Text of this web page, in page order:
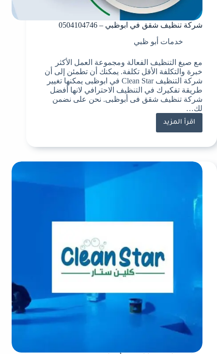
شركة تنظيف شقق في ابوظبي – 0504104746
خدمات أبو ظبي
مع صيغ التنظيف الفعالة ومجموعة العمل الأكثر
خبرة والتكلفة الأقل تكلفة. يمكنك أن تطمئن إلى أن
شركة التنظيف Clean Star في ابوظبى يمكنها تغيير
طريقة تفكيرك في التنظيف الاحترافي لانها أفضل
شركة تنظيف شقق فى أبوظبى. نحن على نضمن
لك…
اقرأ المزيد